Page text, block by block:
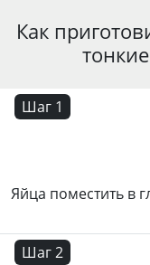
Как
Шаг 1
Яйца поместить в
Шаг 2